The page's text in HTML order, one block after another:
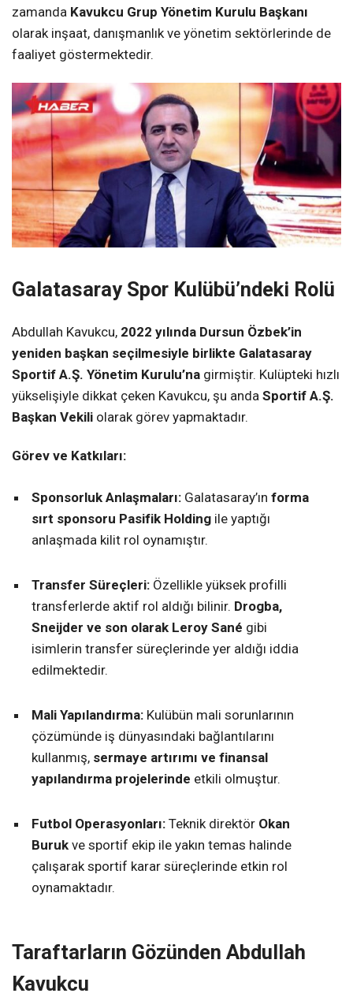
zamanda Kavukcu Grup Yönetim Kurulu Başkanı
olarak inşaat, danışmanlık ve yönetim sektörlerinde de
faaliyet göstermektedir.
Galatasaray Spor Kulübü’ndeki Rolü
Abdullah Kavukcu, 2022 yılında Dursun Özbek’in
yeniden başkan seçilmesiyle birlikte Galatasaray
Sportif A.Ş. Yönetim Kurulu’na girmiştir. Kulüpteki hızlı
yükselişiyle dikkat çeken Kavukcu, şu anda Sportif A.Ş.
Başkan Vekili olarak görev yapmaktadır.
Görev ve Katkıları:
Sponsorluk Anlaşmaları: Galatasaray’ın forma
sırt sponsoru Pasifik Holding ile yaptığı
anlaşmada kilit rol oynamıştır.
Transfer Süreçleri: Özellikle yüksek profilli
transferlerde aktif rol aldığı bilinir. Drogba,
Sneijder ve son olarak Leroy Sané gibi
isimlerin transfer süreçlerinde yer aldığı iddia
edilmektedir.
Mali Yapılandırma: Kulübün mali sorunlarının
çözümünde iş dünyasındaki bağlantılarını
kullanmış, sermaye artırımı ve finansal
yapılandırma projelerinde etkili olmuştur.
Futbol Operasyonları: Teknik direktör Okan
Buruk ve sportif ekip ile yakın temas halinde
çalışarak sportif karar süreçlerinde etkin rol
oynamaktadır.
Taraftarların Gözünden Abdullah
Kavukcu